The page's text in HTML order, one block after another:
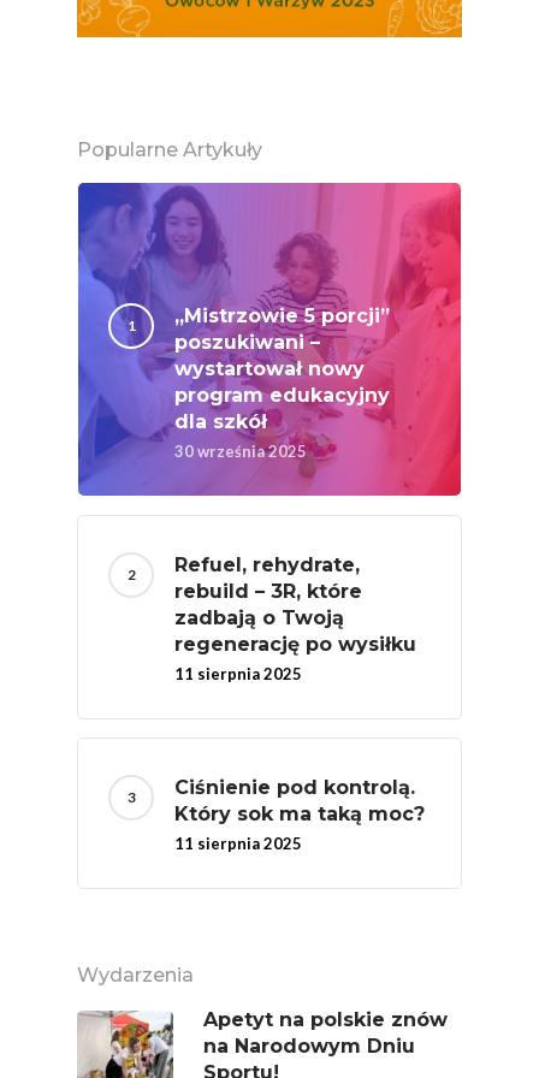
Popularne Artykuły
„Mistrzowie 5 porcji”
poszukiwani –
wystartował nowy
program edukacyjny
dla szkół
30 września 2025
Refuel, rehydrate,
rebuild – 3R, które
zadbają o Twoją
regenerację po wysiłku
11 sierpnia 2025
Ciśnienie pod kontrolą.
Który sok ma taką moc?
11 sierpnia 2025
Wydarzenia
Apetyt na polskie znów
na Narodowym Dniu
Sportu!
Konsumpcji Warzyw
Owoców
Rolnych – Ziemniaki
Jedz Owoce I
Nich Największa
Skrywa!
Festiwal Młody
Ziemniak
Jemy Eko Warzywa I
Owoce
Polskie Forum
Chrup Owoce, Jedz
Warzywa – To Na
Świetnie Wpływa
Super Moce
Związek Zawodowy
Branża